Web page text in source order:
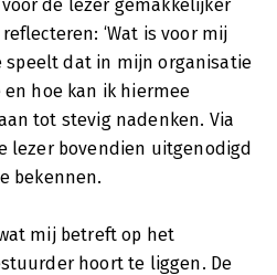
de lezer gemakkelijker
‘Wat is voor mij
dat in mijn organisatie
hoe kan ik hiermee
tot stevig nadenken. Via
lezer bovendien uitgenodigd
bekennen.
mij betreft op het
hoort te liggen. De